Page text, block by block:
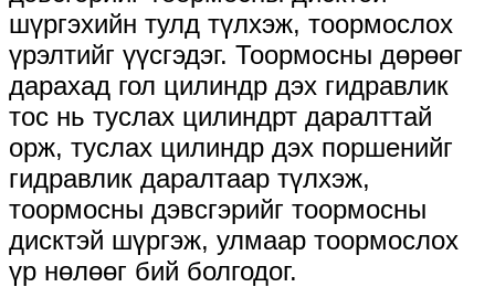
шүргэхийн тулд түлхэж, тоормослох
үрэлтийг үүсгэдэг. Тоормосны дөрөөг
дарахад гол цилиндр дэх гидравлик
тос нь туслах цилиндрт даралттай
орж, туслах цилиндр дэх поршенийг
гидравлик даралтаар түлхэж,
тоормосны дэвсгэрийг тоормосны
дисктэй шүргэж, улмаар тоормослох
үр нөлөөг бий болгодог.